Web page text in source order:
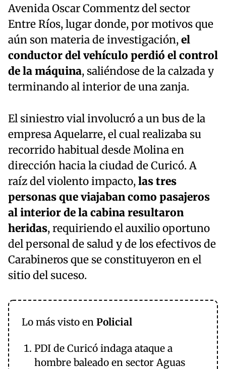
Avenida Oscar Commentz del sector
Entre Ríos, lugar donde, por motivos que
aún son materia de investigación,el
conductor del vehículo perdió el control
de la máquina, saliéndose de la calzada y
terminando al interior de una zanja.
El siniestro vial involucró a un bus de la
empresa Aquelarre, el cual realizaba su
recorrido habitual desde Molina en
dirección hacia la ciudad de Curicó. A
raíz del violento impacto,las tres
personas que viajaban como pasajeros
al interior de la cabina resultaron
heridas, requiriendo el auxilio oportuno
del personal de salud y de los efectivos de
Carabineros que se constituyeron en el
sitio del suceso.
Lo más visto en Policial
PDI de Curicó indaga ataque a
hombre baleado en sector Aguas